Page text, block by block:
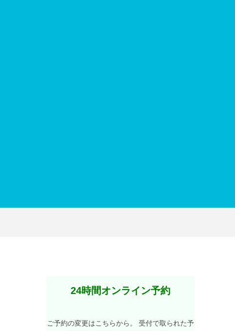
24時間オンライン予約
ご予約の変更はこちらから。 受付で取られた予